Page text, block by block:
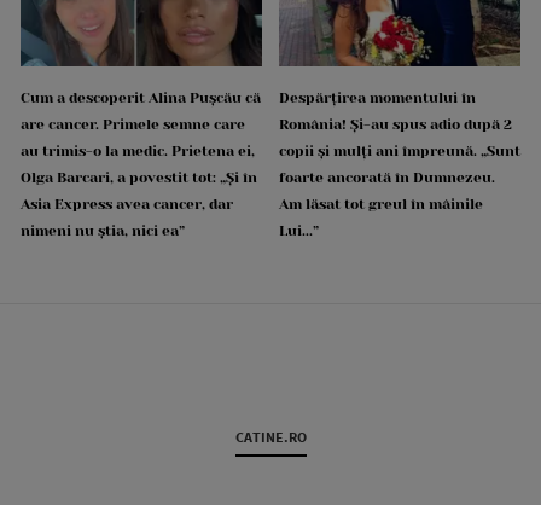
Cum a descoperit Alina Pușcău că
are cancer. Primele semne care
au trimis-o la medic. Prietena ei,
Olga Barcari, a povestit tot: „Și în
Asia Express avea cancer, dar
nimeni nu știa, nici ea”
Despărțirea momentului în
România! Și-au spus adio după 2
copii și mulți ani împreună. „Sunt
foarte ancorată în Dumnezeu.
Am lăsat tot greul în mâinile
Lui...”
CATINE.RO